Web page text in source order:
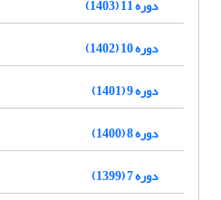
دوره 11 (1403)
دوره 10 (1402)
دوره 9 (1401)
دوره 8 (1400)
دوره 7 (1399)